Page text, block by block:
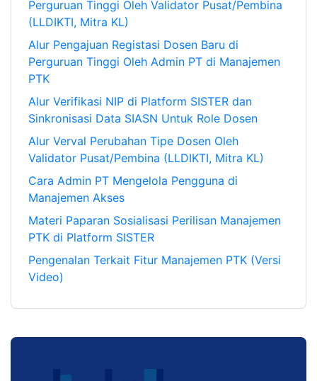
Perguruan Tinggi Oleh Validator Pusat/Pembina
(LLDIKTI, Mitra KL)
Alur Pengajuan Registasi Dosen Baru di
Perguruan Tinggi Oleh Admin PT di Manajemen
PTK
Alur Verifikasi NIP di Platform SISTER dan
Sinkronisasi Data SIASN Untuk Role Dosen
Alur Verval Perubahan Tipe Dosen Oleh
Validator Pusat/Pembina (LLDIKTI, Mitra KL)
Cara Admin PT Mengelola Pengguna di
Manajemen Akses
Materi Paparan Sosialisasi Perilisan Manajemen
PTK di Platform SISTER
Pengenalan Terkait Fitur Manajemen PTK (Versi
Video)